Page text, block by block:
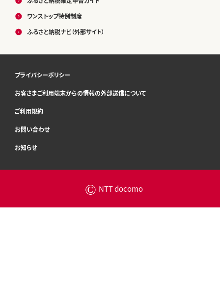
ワンストップ特例制度
ふるさと納税ナビ（外部サイト）
プライバシーポリシー
お客さまご利用端末からの情報の外部送信について
ご利用規約
お問い合わせ
お知らせ
© NTT docomo